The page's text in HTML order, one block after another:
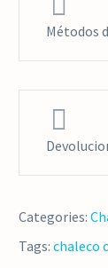
Métodos


Categories:
Tags: chaleco